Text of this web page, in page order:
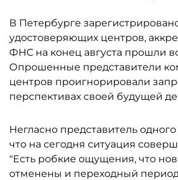
В Петербурге
удостоверяющих центров,
ФНС на конец августа прошли
Опрошенные представители
центров проигнорировали
перспективах своей будущей
Негласно представитель
что на сегодня ситуация
"Есть робкие ощущения, что
отменены и переходный